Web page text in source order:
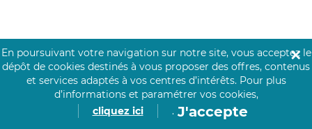
Protection des Données
En poursuivant votre navigation sur notre site, vous acceptez le
dépôt de cookies destinés à vous proposer des offres, contenus
et services adaptés à vos centres d’intérêts. Pour plus
d’informations et paramétrer vos cookies,
cliquez ici
. J'accepte
✕